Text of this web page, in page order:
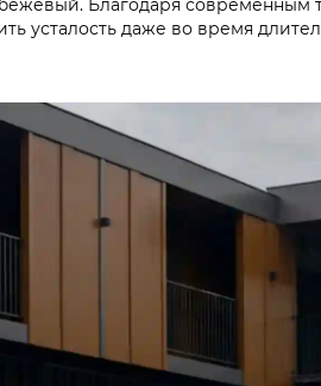
усталость даже во время